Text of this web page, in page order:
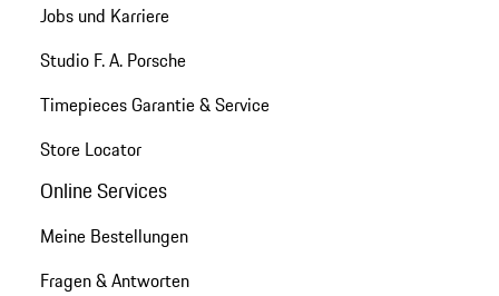
Jobs und Karriere
Studio F. A. Porsche
Timepieces Garantie & Service
Store Locator
Online Services
Meine Bestellungen
Fragen & Antworten